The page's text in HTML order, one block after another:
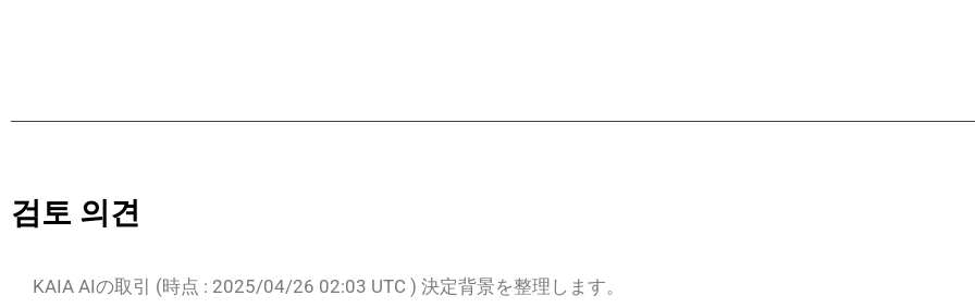
검토 의견
KAIA AIの取引 (時点 : 2025/04/26 02:03 UTC ) 決定背景を整理します。